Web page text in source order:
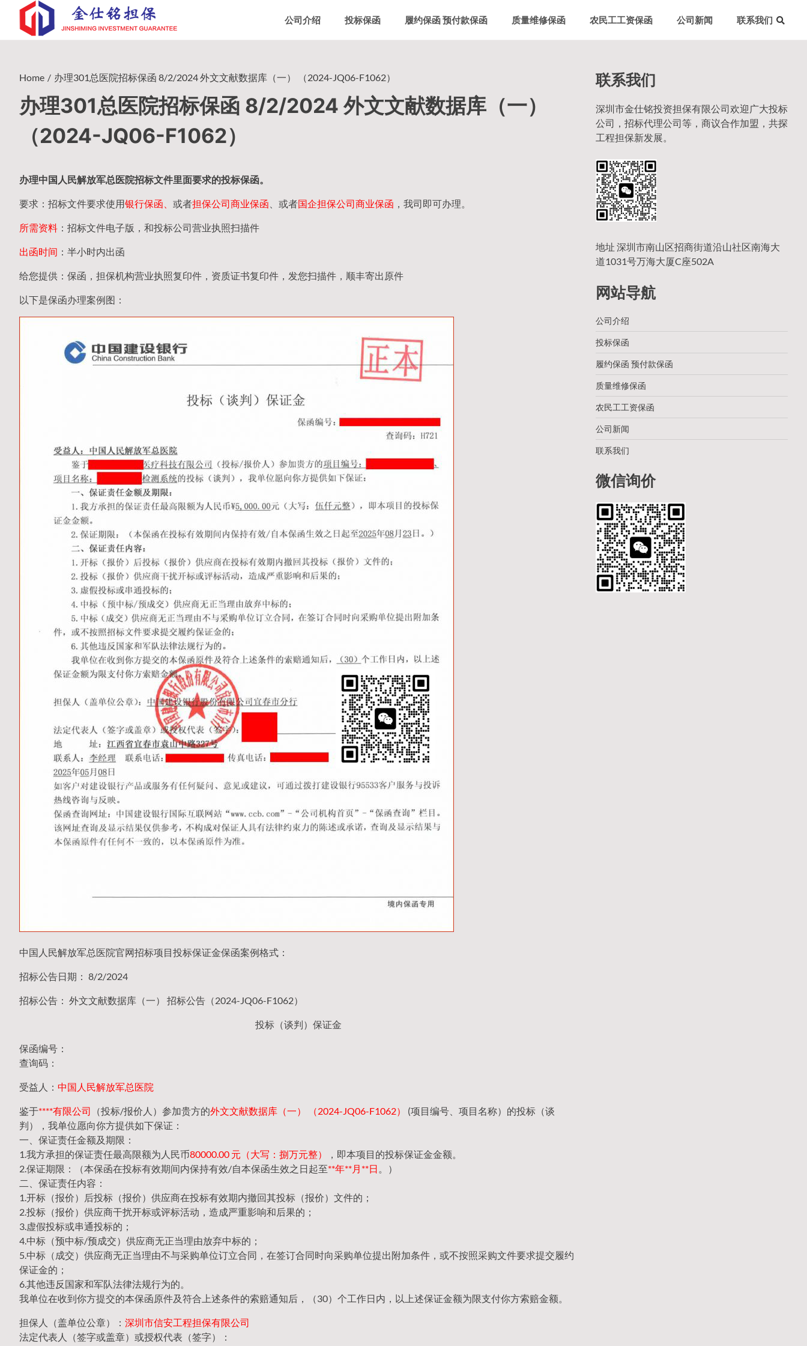
content
公司介绍 投标保函 履约保函 预付款保函 质量维修保函 农民工工资保函 公司新闻 联系我们
Home 办理301总医院招标保函 8/2/2024 外文文献数据库（一） （2024-JQ06-F1062）
办理301总医院招标保函 8/2/2024 外文文献数据库（一）
（2024-JQ06-F1062）
办理中国人民解放军总医院招标文件里面要求的投标保函。
要求：招标文件要求使用银行保函、 或者担保公司商业保函 、或者国企担保公司商业保函 ，我司即可办理。
所需资料 ：招标文件电子版，和投标公司营业执照扫描件
出函时间 ：半小时内出函
给您提供：保函，担保机构营业执照复印件，资质证书复印件，发您扫描件，顺丰寄出原件
以下是保函办理案例图：
中国人民解放军总医院官网招标项目投标保证金保函案例格式：
招标公告日期： 8/2/2024
招标公告： 外文文献数据库（一） 招标公告（2024-JQ06-F1062）
投标（谈判）保证金
保函编号：
查询码：
受益人： 中国人民解放军总医院
鉴于****有限公司 （投标/报价人）参加贵方的外文文献数据库（一） （2024-JQ06-F1062）
(项目编号、项目名称）的投标（谈
判），我单位愿向你方提供如下保证：
一、保证责任金额及期限：
1.我方承担的保证责任最高限额为人民币80000.00 元（大写：捌万元整）
，即本项目的投标保证金金额。
2.保证期限：（本保函在投标有效期间内保持有效/自本保函生效之日起至**年**月**日 。）
二、保证责任内容：
1.开标（报价）后投标（报价）供应商在投标有效期内撤回其投标（报价）文件的；
2.投标（报价）供应商干扰开标或评标活动，造成严重影响和后果的；
3.虚假投标或串通投标的；
4.中标（预中标/预成交）供应商无正当理由放弃中标的；
5.中标（成交）供应商无正当理由不与采购单位订立合同，在签订合同时向采购单位提出附加条件，或不按照采购文件要求提交履约
保证金的；
6.其他违反国家和军队法律法规行为的。
我单位在收到你方提交的本保函原件及符合上述条件的索赔通知后，（30）个工作日内，以上述保证金额为限支付你方索赔金额。
担保人（盖单位公章）： 深圳市信安工程担保有限公司
法定代表人（签字或盖章）或授权代表（签字）：
联系我们
深圳市金仕铭投资担保有限公司欢迎广大投标
公司，招标代理公司等，商议合作加盟，共探
工程担保新发展。
地址 深圳市南山区招商街道沿山社区南海大
道1031号万海大厦C座502A
网站导航
公司介绍
投标保函
履约保函 预付款保函
质量维修保函
农民工工资保函
公司新闻
联系我们
微信询价